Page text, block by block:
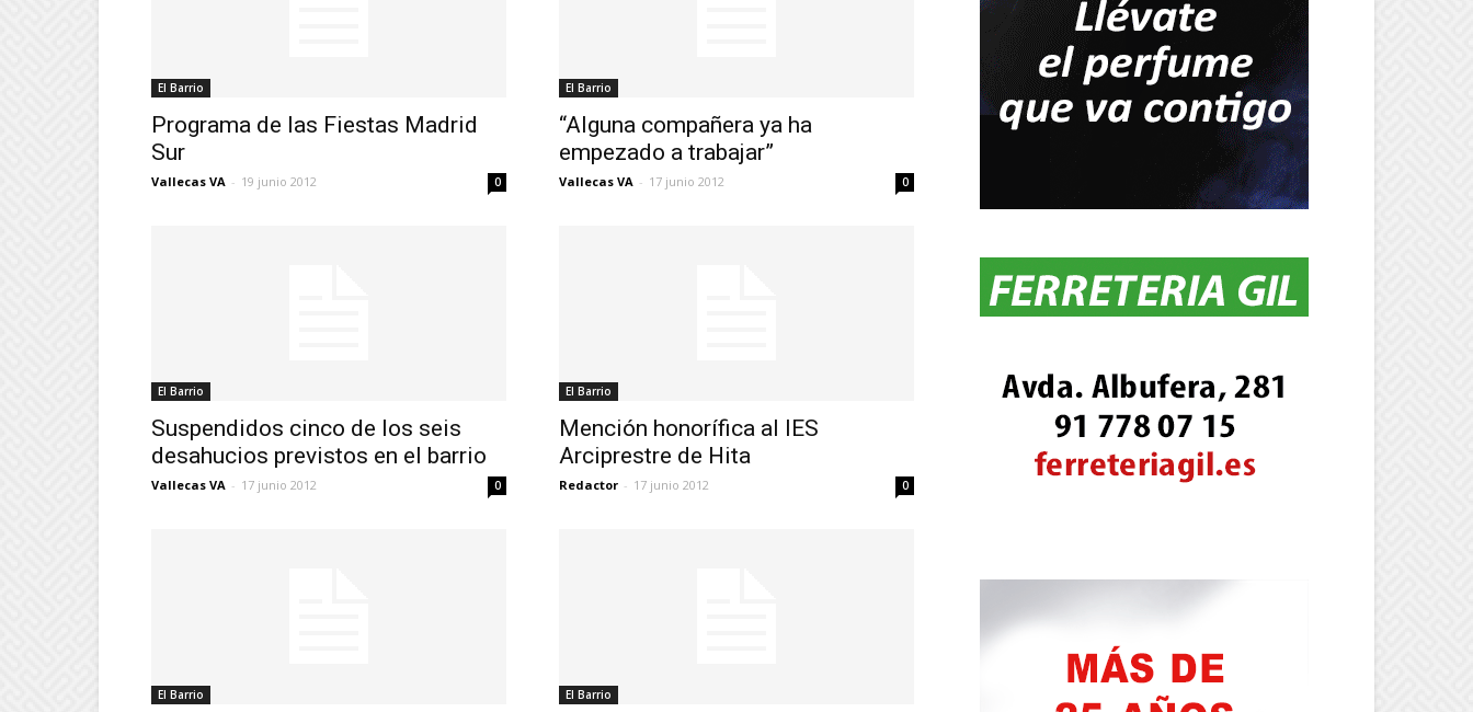
El Barrio
Programa de las Fiestas Madrid
Sur
Vallecas VA - 19 junio 2012 0
El Barrio
“Alguna compañera ya ha
empezado a trabajar”
Vallecas VA - 17 junio 2012 0
El Barrio
Suspendidos cinco de los seis
desahucios previstos en el barrio
Vallecas VA - 17 junio 2012 0
El Barrio
Mención honorífica al IES
Arciprestre de Hita
Redactor - 17 junio 2012 0
El Barrio El Barrio